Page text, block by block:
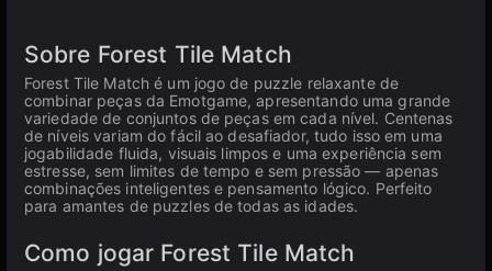
Sobre Forest Tile Match
Forest Tile Match é um jogo de puzzle relaxante de
combinar peças da Emotgame, apresentando uma grande
variedade de conjuntos de peças em cada nível. Centenas
de níveis variam do fácil ao desafiador, tudo isso em uma
jogabilidade fluida, visuais limpos e uma experiência sem
estresse, sem limites de tempo e sem pressão — apenas
combinações inteligentes e pensamento lógico. Perfeito
para amantes de puzzles de todas as idades.
Como jogar Forest Tile Match